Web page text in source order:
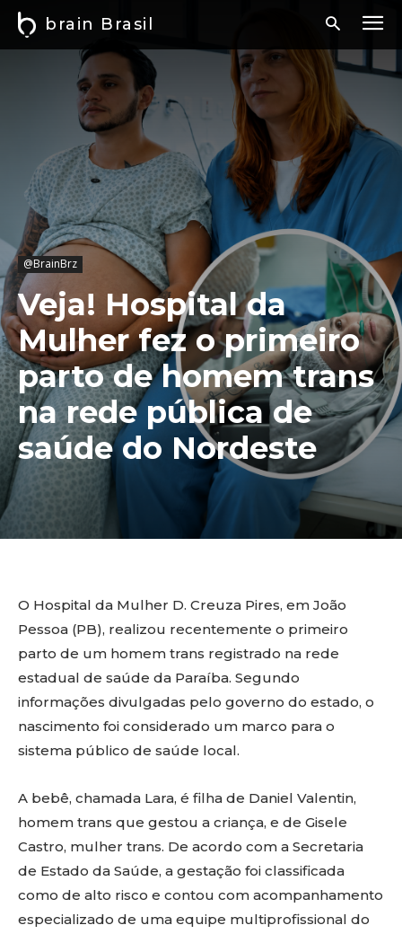
brain Brasil
@BrainBrz
Veja! Hospital da
Mulher fez o primeiro
parto de homem trans
na rede pública de
saúde do Nordeste
O Hospital da Mulher D. Creuza Pires, em João
Pessoa (PB), realizou recentemente o primeiro
parto de um homem trans registrado na rede
estadual de saúde da Paraíba. Segundo
informações divulgadas pelo governo do estado, o
nascimento foi considerado um marco para o
sistema público de saúde local.
A bebê, chamada Lara, é filha de Daniel Valentin,
homem trans que gestou a criança, e de Gisele
Castro, mulher trans. De acordo com a Secretaria
de Estado da Saúde, a gestação foi classificada
como de alto risco e contou com acompanhamento
especializado de uma equipe multiprofissional do